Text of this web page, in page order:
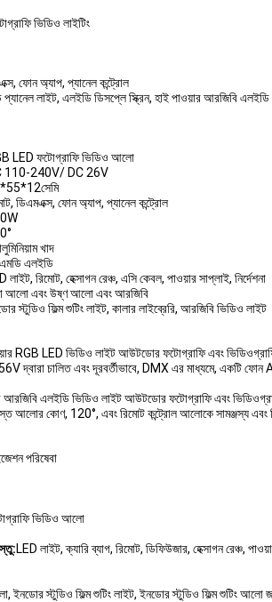
ভিডিও লাইটিং
ফোন অ্যাপ, প্যানেল কন্ট্রোল
প্যানেল লাইট, এলইডি ডিসপ্লে স্ক্রিন, হাই পাওয়ার আরজিবি
LED ফটোগ্রাফি ভিডিও আলো
110-240V/ DC 26V
ডিএমএক্স, ফোন অ্যাপ, প্যানেল কন্ট্রোল
খাদ
এলইডি
লাইট, রিমোট, হেক্সাগন রেঞ্চ, এসি কেবল, পাওয়ার সাপ্লাই, নির্দেশনা
আলো এবং উষ্ণ আলো এবং আরজিবি
স্টুডিও ফিল্ম শুটিং লাইট, কালার লাইব্রেরি, আরজিবি ভিডিও লাইট
RGB LED ভিডিও লাইট আউটডোর ফটোগ্রাফি এবং
চালিত এবং দূরবর্তীভাবে, DMX এর মাধ্যমে, একটি ফোন APP
আরজিবি এলইডি ভিডিও লাইট আউটডোর ফটোগ্রাফি এবং
কোণ, 120°, এবং রিমোট কন্ট্রোল আলোকে সামঞ্জস্য এবং
পরিষেবা
ভিডিও আলো
LED লাইট, ক্যারি ব্যাগ, রিমোট, ডিফিউজার, হেক্সাগন রেঞ্চ,
স্টুডিও ফিল্ম শুটিং লাইট, ইনডোর স্টুডিও ফিল্ম শুটিং আলো